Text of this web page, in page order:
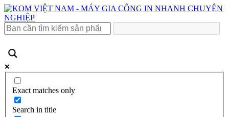
Exact matches only
Search in title